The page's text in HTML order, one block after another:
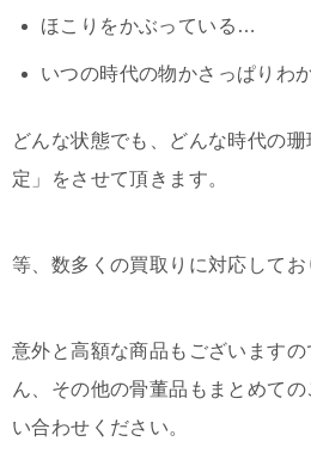
ほこりをかぶっている…
いつの時代の物かさっぱりわ
どんな状態でも、どんな時代の
定」をさせて頂きます。
等、数多くの買取りに対応してお
意外と高額な商品もございます
ん、その他の骨董品もまとめて
い合わせください。